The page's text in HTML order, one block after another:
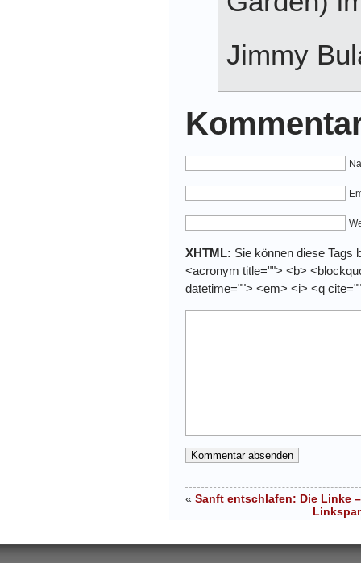
Jimmy
XHTML: Sie können diese Tags
<acronym title=""> <b>
datetime=""> <em> <i> <q
« Sanft entschlafen: Die Linke